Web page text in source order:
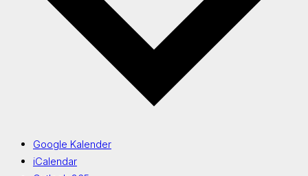
Google Kalender
iCalendar